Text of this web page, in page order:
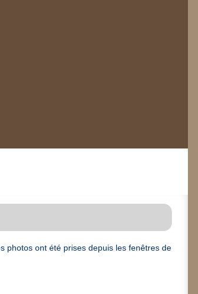
photos ont été prises depuis les fenêtres de